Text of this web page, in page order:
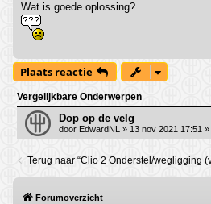
Wat is goede oplossing?
Plaats reactie
Vergelijkbare Onderwerpen
Dop op de velg
door EdwardNL » 13 nov 2021 17:51 »
Terug naar “Clio 2 Onderstel/wegligging
Forumoverzicht